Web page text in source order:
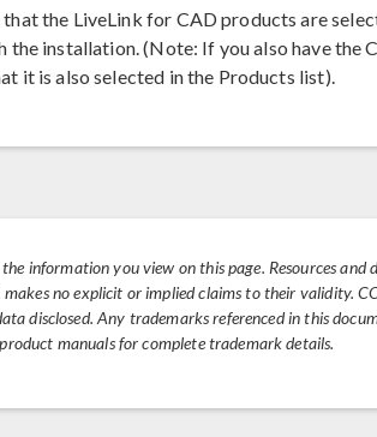
the LiveLink for CAD products are
the installation. (Note: If you also have the
it is also selected in the Products list).
information you view on this page. Resources and
no explicit or implied claims to their validity.
disclosed. Any trademarks referenced in this
manuals for complete trademark details.